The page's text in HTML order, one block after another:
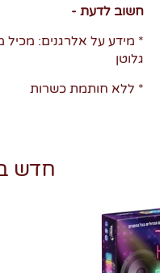
חשוב לדעת -
* מידע על אלרגנים: מכיל
גלוטן
* ללא חותמת כשרות
חדש